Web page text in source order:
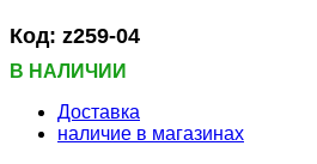
Код: z259-04
В НАЛИЧИИ
Доставка
наличие в магазинах